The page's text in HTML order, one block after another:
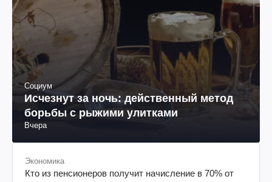
Социум
Исчезнут за ночь: действенный метод
борьбы с рыжими улитками
Вчера
Экономика
Кто из пенсионеров получит начисление в 70% от